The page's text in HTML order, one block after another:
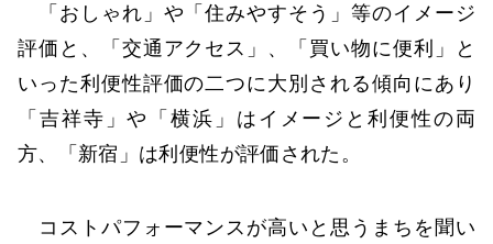
「おしゃれ」や「住みやすそう」等のイメージ
評価と、「交通アクセス」、「買い物に便利」と
いった利便性評価の二つに大別される傾向にあり
「吉祥寺」や「横浜」はイメージと利便性の両
方、「新宿」は利便性が評価された。
コストパフォーマンスが高いと思うまちを聞い